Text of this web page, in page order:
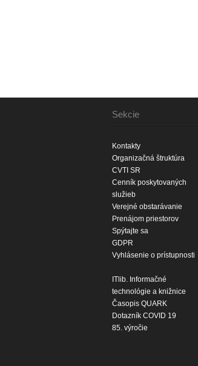
Sekcie
Kontakty
Organizačná štruktúra
CVTI SR
Cenník poskytovaných
služieb
Verejné obstarávanie
Prenájom priestorov
Spýtajte sa
GDPR
Vyhlásenie o prístupnosti
ITlib. Informačné
technológie a knižnice
Časopis QUARK
Dotazník COVID 19
85. výročie